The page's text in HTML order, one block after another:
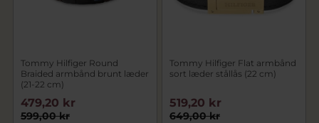
Tommy Hilfiger Round
Braided armbånd brunt læder
(21-22 cm)
599,00 kr
479,20 kr
Tommy Hilfiger Flat armbånd
sort læder stållås (22 cm)
649,00 kr
519,20 kr